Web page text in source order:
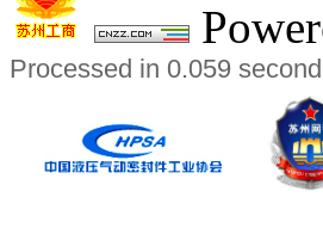
Processed in 0.059